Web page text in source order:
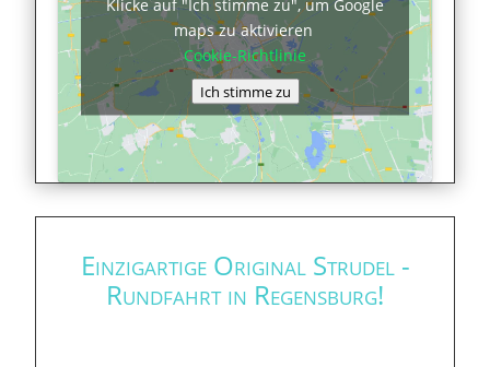
Klicke auf "Ich stimme zu", um Google
maps zu aktivieren
Cookie-Richtlinie
Ich stimme zu
Einzigartige Original Strudel -
Rundfahrt in Regensburg!